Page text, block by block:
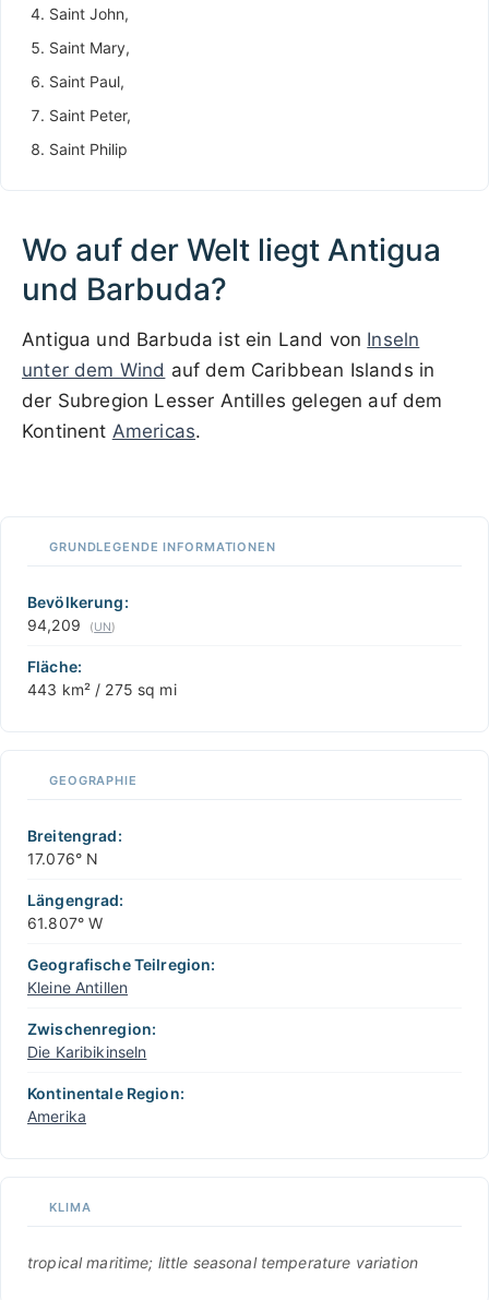
Saint John,
Saint Mary,
Saint Paul,
Saint Peter,
Saint Philip
Wo auf der Welt liegt Antigua
und Barbuda?
Antigua und Barbuda ist ein Land von Inseln
unter dem Wind auf dem Caribbean Islands in
der Subregion Lesser Antilles gelegen auf dem
Kontinent Americas.
−
GRUNDLEGENDE INFORMATIONEN
Bevölkerung:
94,209
(UN)
Fläche:
443 km² / 275 sq mi
GEOGRAPHIE
Breitengrad:
17.076° N
Längengrad:
61.807° W
Geografische Teilregion:
Kleine Antillen
Zwischenregion:
Die Karibikinseln
Kontinentale Region:
Amerika
KLIMA
tropical maritime; little seasonal temperature variation